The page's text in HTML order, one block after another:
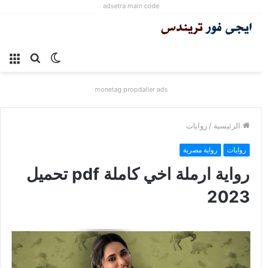
adsetra main code
بحث الوضع
monetag propdaller ads
الرئيسية / روايات
روايات رواية مصرية
رواية ارملة اخي كاملة pdf تحميل
2023